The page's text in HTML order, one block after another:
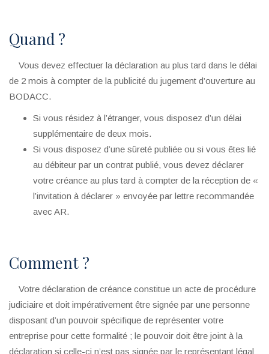
Quand ?
Vous devez effectuer la déclaration au plus tard dans le délai
de 2 mois à compter de la publicité du jugement d’ouverture au
BODACC.
Si vous résidez à l’étranger, vous disposez d’un délai
supplémentaire de deux mois.
Si vous disposez d’une sûreté publiée ou si vous êtes lié
au débiteur par un contrat publié, vous devez déclarer
votre créance au plus tard à compter de la réception de «
l’invitation à déclarer » envoyée par lettre recommandée
avec AR.
Comment ?
Votre déclaration de créance constitue un acte de procédure
judiciaire et doit impérativement être signée par une personne
disposant d’un pouvoir spécifique de représenter votre
entreprise pour cette formalité ; le pouvoir doit être joint à la
déclaration si celle-ci n’est pas signée par le représentant légal